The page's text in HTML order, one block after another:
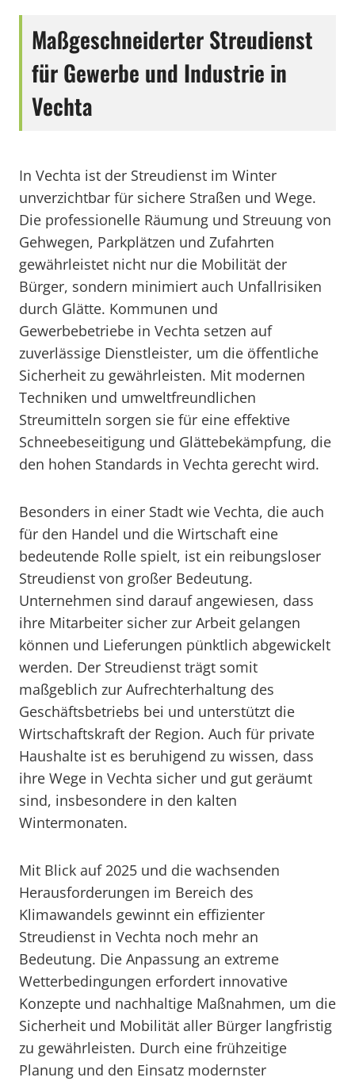
Maßgeschneiderter Streudienst
für Gewerbe und Industrie in
Vechta
In Vechta ist der Streudienst im Winter
unverzichtbar für sichere Straßen und Wege.
Die professionelle Räumung und Streuung von
Gehwegen, Parkplätzen und Zufahrten
gewährleistet nicht nur die Mobilität der
Bürger, sondern minimiert auch Unfallrisiken
durch Glätte. Kommunen und
Gewerbebetriebe in Vechta setzen auf
zuverlässige Dienstleister, um die öffentliche
Sicherheit zu gewährleisten. Mit modernen
Techniken und umweltfreundlichen
Streumitteln sorgen sie für eine effektive
Schneebeseitigung und Glättebekämpfung, die
den hohen Standards in Vechta gerecht wird.
Besonders in einer Stadt wie Vechta, die auch
für den Handel und die Wirtschaft eine
bedeutende Rolle spielt, ist ein reibungsloser
Streudienst von großer Bedeutung.
Unternehmen sind darauf angewiesen, dass
ihre Mitarbeiter sicher zur Arbeit gelangen
können und Lieferungen pünktlich abgewickelt
werden. Der Streudienst trägt somit
maßgeblich zur Aufrechterhaltung des
Geschäftsbetriebs bei und unterstützt die
Wirtschaftskraft der Region. Auch für private
Haushalte ist es beruhigend zu wissen, dass
ihre Wege in Vechta sicher und gut geräumt
sind, insbesondere in den kalten
Wintermonaten.
Mit Blick auf 2025 und die wachsenden
Herausforderungen im Bereich des
Klimawandels gewinnt ein effizienter
Streudienst in Vechta noch mehr an
Bedeutung. Die Anpassung an extreme
Wetterbedingungen erfordert innovative
Konzepte und nachhaltige Maßnahmen, um die
Sicherheit und Mobilität aller Bürger langfristig
zu gewährleisten. Durch eine frühzeitige
Planung und den Einsatz modernster